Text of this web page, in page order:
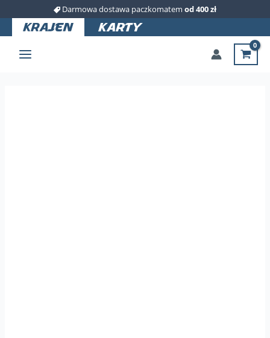
do
treści
Darmowa dostawa paczkomatem od 400 zł